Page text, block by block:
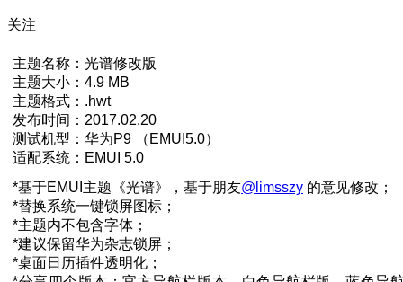
关注
主题名称：光谱修改版
主题大小：4.9 MB
主题格式：.hwt
发布时间：2017.02.20
测试机型：华为P9 （EMUI5.0）
适配系统：EMUI 5.0
*基于EMUI主题《光谱》，基于朋友@limsszy 的意见修改；
*替换系统一键锁屏图标；
*主题内不包含字体；
*建议保留华为杂志锁屏；
*桌面日历插件透明化；